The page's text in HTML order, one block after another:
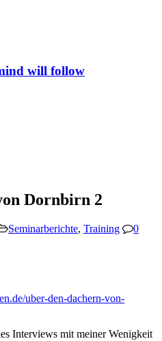
will follow
Dornbirn 2
Seminarberichte, Training 0
uber-den-dachern-von-
Interviews mit meiner Wenigkeit